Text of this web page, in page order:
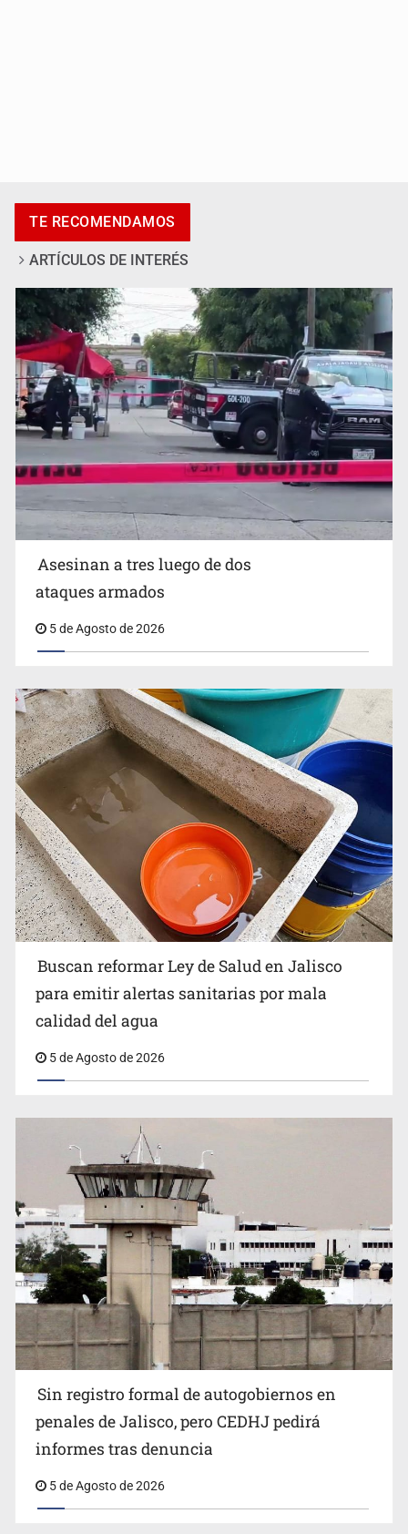
Asesinan a tres luego de dos ataques armados
Mujer resulta lesionada tras ataque de pitbull en
Zapopan
Buscan reformar Ley de Salud en Jalisco para emitir
alertas sanitarias por mala calidad del agua
Citarían a Medrano si persiste falta de diálogo con
vecinos de Mirador San Isidro
TE RECOMENDAMOS
ARTÍCULOS DE INTERÉS
Asesinan a tres luego de dos
ataques armados
5 de Agosto de 2026
Buscan reformar Ley de Salud en Jalisco
para emitir alertas sanitarias por mala
calidad del agua
5 de Agosto de 2026
Sin registro formal de autogobiernos en
penales de Jalisco, pero CEDHJ pedirá
informes tras denuncia
5 de Agosto de 2026